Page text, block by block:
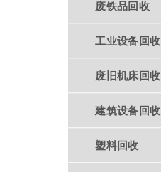
废铁品回收
工业设备回收
废旧机床回收
建筑设备回收
塑料回收